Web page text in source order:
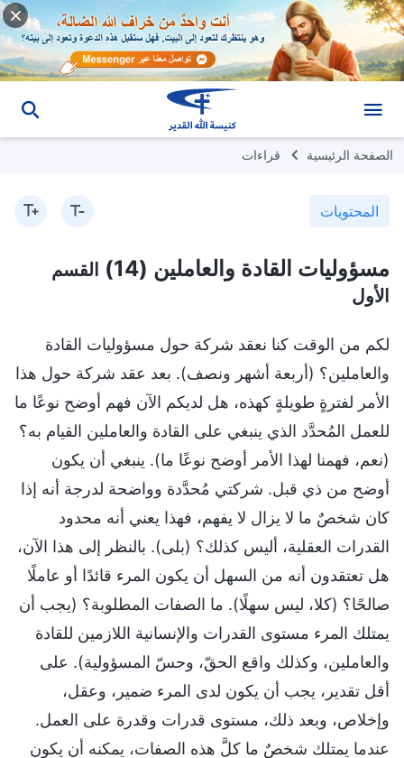
الصفحة الرئيسية قراءات
المحتويات
مسؤوليات القادة والعاملين (14)
القسم
الأول
لكم من الوقت كنا نعقد شركة حول مسؤوليات القادة
والعاملين؟ (أربعة أشهر ونصف). بعد عقد شركة حول هذا
الأمر لفترةٍ طويلةٍ كهذه، هل لديكم الآن فهم أوضح نوعًا ما
للعمل المُحدَّد الذي ينبغي على القادة والعاملين القيام به؟
(نعم، فهمنا لهذا الأمر أوضح نوعًا ما). ينبغي أن يكون
أوضح من ذي قبل. شركتي مُحدَّدة وواضحة لدرجة أنه إذا
كان شخصٌ ما لا يزال لا يفهم، فهذا يعني أنه محدود
القدرات العقلية، أليس كذلك؟ (بلى). بالنظر إلى هذا الآن،
هل تعتقدون أنه من السهل أن يكون المرء قائدًا أو عاملًا
صالحًا؟ (كلا، ليس سهلًا). ما الصفات المطلوبة؟ (يجب أن
يمتلك المرء مستوى القدرات والإنسانية اللازمين للقادة
والعاملين، وكذلك واقع الحقّ، وحسّ المسؤولية). على
أقل تقدير، يجب أن يكون لدى المرء ضمير، وعقل،
وإخلاص، وبعد ذلك، مستوى قدرات وقدرة على العمل.
عندما يمتلك شخصٌ ما كلَّ هذه الصفات، يمكنه أن يكون